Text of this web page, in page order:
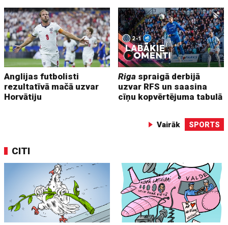
Anglijas futbolisti
rezultatīvā mačā uzvar
Horvātiju
Riga spraigā derbijā
uzvar RFS un saasina
cīņu kopvērtējuma tabulā
Vairāk SPORTS
CITI